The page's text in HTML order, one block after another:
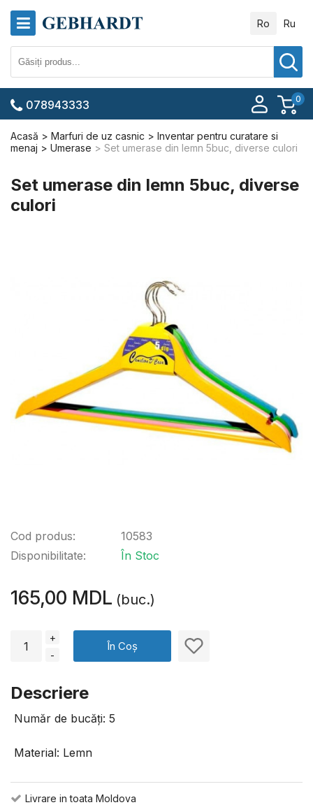
Ro Ru
0
078943333
Acasă Marfuri de uz casnic
Inventar pentru curatare si
menaj
Umerase Set umerase din lemn 5buc, diverse culori
Set umerase din lemn 5buc, diverse
culori
Cod produs:
Disponibilitate:
10583
În Stoc
165,00 MDL (buc.)
+
-
În Coș
Descriere
Număr de bucăți: 5
Material: Lemn
Livrare in toata Moldova